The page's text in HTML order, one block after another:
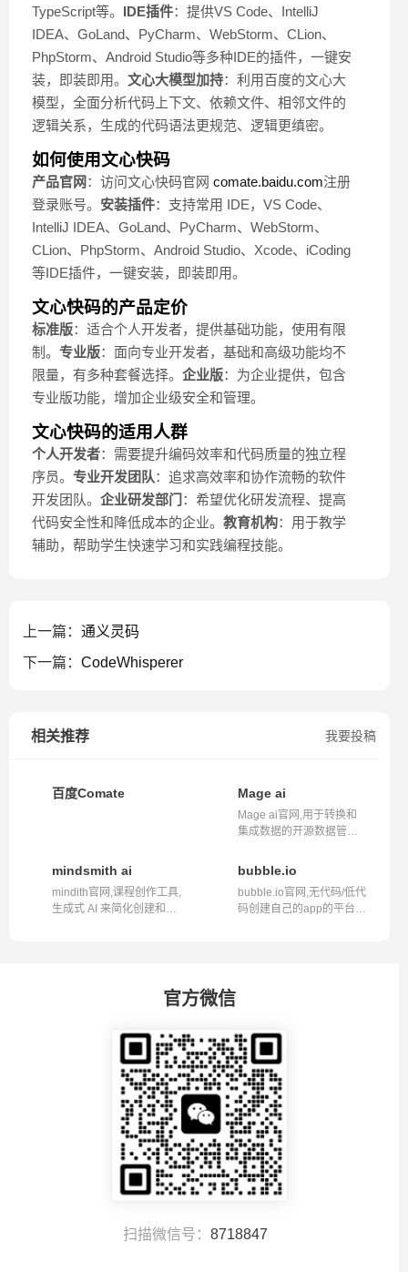
TypeScript等。 IDE插件：提供VS Code、IntelliJ
IDEA、GoLand、PyCharm、WebStorm、CLion、
PhpStorm、Android Studio等多种IDE的插件，一键安
装，即装即用。 文心大模型加持：利用百度的文心大
模型，全面分析代码上下文、依赖文件、相邻文件的
逻辑关系，生成的代码语法更规范、逻辑更缜密。
如何使用文心快码
产品官网 ：访问文心快码官网 comate.baidu.com注册
登录账号。 安装插件：支持常用 IDE，VS Code、
IntelliJ IDEA、GoLand、PyCharm、WebStorm、
CLion、PhpStorm、Android Studio、Xcode、iCoding
等IDE插件，一键安装，即装即用。
文心快码的产品定价
标准版：适合个人开发者，提供基础功能，使用有限
制。 专业版：面向专业开发者，基础和高级功能均不
限量，有多种套餐选择。 企业版：为企业提供，包含
专业版功能，增加企业级安全和管理。
文心快码的适用人群
个人开发者：需要提升编码效率和代码质量的独立程
序员。 专业开发团队：追求高效率和协作流畅的软件
开发团队。 企业研发部门 ：希望优化研发流程、提高
代码安全性和降低成本的企业。 教育机构：用于教学
辅助，帮助学生快速学习和实践编程技能。
上一篇： 通义灵码
下一篇： CodeWhisperer
我要投稿
相关推荐
百度Comate Mage ai
Mage ai官网,用于转换和
集成数据的开源数据管道
mindsmith ai
mindith官网,课程创作工具,
生成式 AI 来简化创建和共
bubble.io
bubble.io官网,无代码/低代
码创建自己的app的平台网
官方微信
扫描微信号： 8718847